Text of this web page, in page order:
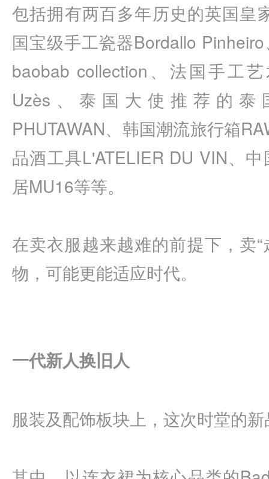
包括拥有两百多年历史的英国皇
国宝级手工瓷器Bordallo Pinheiro
baobab collection 、法国手工
Uzès 、泰国大使推荐的泰
PHUTAWAN、韩国潮流旅行箱
品酒工具L'ATELIER DU VIN、
居MU16等等。
在卖衣服越来越难的前提下，卖“
物，可能更能适应时代。
一代新人换旧人
服装及配饰板块上，这次时堂的